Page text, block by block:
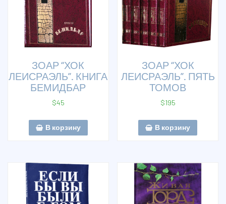
ЗОАР “ХОК
ЛЕИСРАЭЛЬ”. КНИГА
БЕМИДБАР
$45
В корзину
ЗОАР “ХОК
ЛЕИСРАЭЛЬ”. ПЯТЬ
ТОМОВ
$195
В корзину